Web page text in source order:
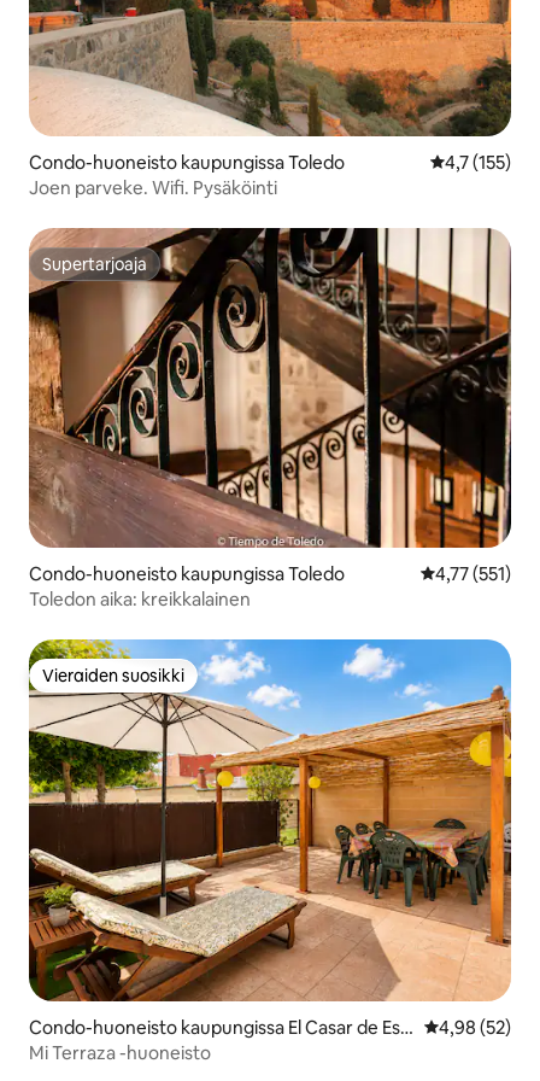
Condo-huoneisto kaupungissa Toledo
4,7 (155)
Joen parveke. Wifi. Pysäköinti
Supertarjoaja
Supertarjoaja
Condo-huoneisto kaupungissa Toledo
4,77 (551)
Toledon aika: kreikkalainen
Vieraiden suosikki
Vieraiden suosikki
Condo-huoneisto kaupungissa El Casar de Esc
alona
4,98 (52)
Mi Terraza -huoneisto